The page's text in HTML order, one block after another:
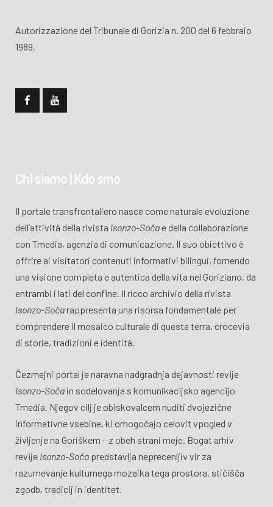
Autorizzazione del Tribunale di Gorizia n. 200 del 6 febbraio
1989.
Chi siamo | Kdo smo
Il portale transfrontaliero nasce come naturale evoluzione
dell’attività della rivista Isonzo-Sočae della collaborazione
con Tmedia, agenzia di comunicazione. Il suo obiettivo è
offrire ai visitatori contenuti informativi bilingui, fornendo
una visione completa e autentica della vita nel Goriziano, da
entrambi i lati del confine. Il ricco archivio della rivista
Isonzo-Sočarappresenta una risorsa fondamentale per
comprendere il mosaico culturale di questa terra, crocevia
di storie, tradizioni e identità.
Čezmejni portal je naravna nadgradnja dejavnosti revije
Isonzo-Soča in sodelovanja s komunikacijsko agencijo
Tmedia. Njegov cilj je obiskovalcem nuditi dvojezične
informativne vsebine, ki omogočajo celovit vpogled v
življenje na Goriškem – z obeh strani meje. Bogat arhiv
revije Isonzo-Soča predstavlja neprecenljiv vir za
razumevanje kulturnega mozaika tega prostora, stičišča
zgodb, tradicij in identitet.